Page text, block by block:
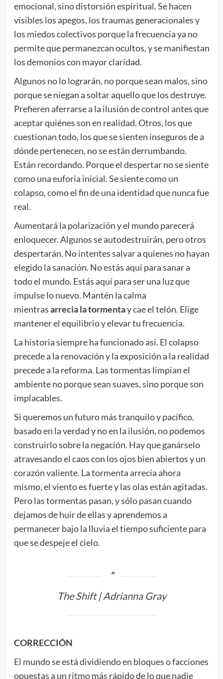
emocional, sino distorsión espiritual. Se hacen
visibles los apegos, los traumas generacionales y
los miedos colectivos porque la frecuencia ya no
permite que permanezcan ocultos, y se manifiestan
los demonios con mayor claridad.
Algunos no lo lograrán, no porque sean malos, sino
porque se niegan a soltar aquello que los destruye.
Prefieren aferrarse a la ilusión de control antes que
aceptar quiénes son en realidad. Otros, los que
cuestionan todo, los que se sienten inseguros de a
dónde pertenecen, no se están derrumbando.
Están recordando. Porque el despertar no se siente
como una euforia inicial. Se siente como un
colapso, como el fin de una identidad que nunca fue
real.
Aumentará la polarización y el mundo parecerá
enloquecer. Algunos se autodestruirán, pero otros
despertarán. No intentes salvar a quienes no hayan
elegido la sanación. No estás aquí para sanar a
todo el mundo. Estás aquí para ser una luz que
impulse lo nuevo. Mantén la calma
mientrasarrecia la tormentay cae el telón. Elige
mantener el equilibrio y elevar tu frecuencia.
La historia siempre ha funcionado así. El colapso
precede a la renovación y la exposición a la realidad
precede a la reforma. Las tormentas limpian el
ambiente no porque sean suaves, sino porque son
implacables.
Si queremos un futuro más tranquilo y pacífico,
basado en la verdad y no en la ilusión, no podemos
construirlo sobre la negación. Hay que ganárselo
atravesando el caos con los ojos bien abiertos y un
corazón valiente. La tormenta arrecia ahora
mismo, el viento es fuerte y las olas están agitadas.
Pero las tormentas pasan, y sólo pasan cuando
dejamos de huir de ellas y aprendemos a
permanecer bajo la lluvia el tiempo suficiente para
que se despeje el cielo.
The Shift | Adrianna Gray
CORRECCIÓN
El mundo se está dividiendo en bloques o facciones
opuestas a un ritmo más rápido de lo que nadie